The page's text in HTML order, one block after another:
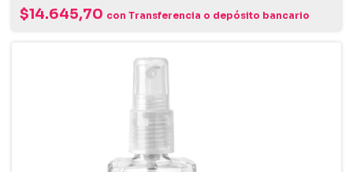
$14.645,70 con Transferencia o depósito bancario